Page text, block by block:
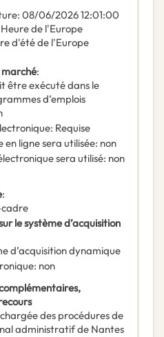
: 08/06/202612:01:00
de l'Europe
d'été de l'Europe
:
être exécuté dans le
d’emplois
: Requise
en ligne sera utilisée: non
sera utilisé: non
:
cadre
le système d’acquisition
d’acquisition dynamique
: non
des procédures de
administratif de Nantes